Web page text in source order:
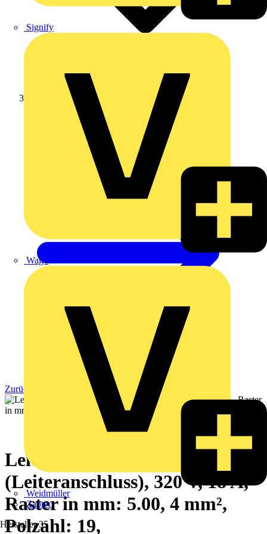
Signify
Wago
Weidmüller
Zaptec
Hersteller 35
Zurück zu Produkte
Leiterplattensteckverbinder
(Leiteranschluss), 320 V, 18 A,
Raster in mm: 5.00, 4 mm²,
Polzahl: 19,